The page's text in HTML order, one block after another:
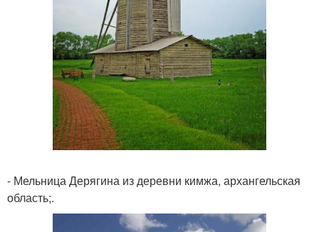
- Мельница Дерягина из деревни кимжа, архангельская
область;.